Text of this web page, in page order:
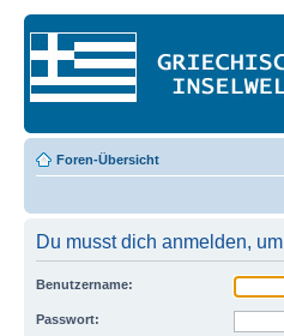
Foren-Übersicht
Du musst dich anmelden,
Benutzername:
Passwort: